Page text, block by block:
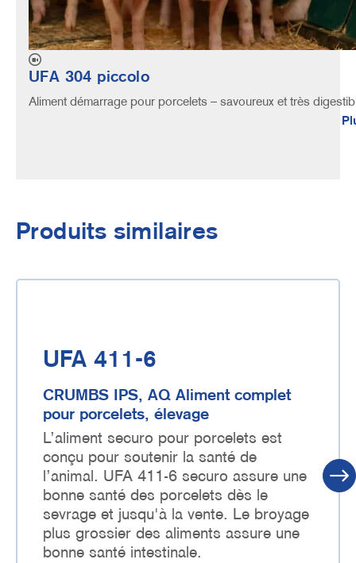
UFA 304 piccolo
Aliment démarrage pour porcelets – savoureux et très
Produits similaires
UFA 411-6
CRUMBS IPS, AQ Aliment complet
pour porcelets, élevage
L’aliment securo pour porcelets est
conçu pour soutenir la santé de
l’animal. UFA 411-6 securo assure une
bonne santé des porcelets dès le
sevrage et jusqu'à la vente. Le broyage
plus grossier des aliments assure une
bonne santé intestinale.